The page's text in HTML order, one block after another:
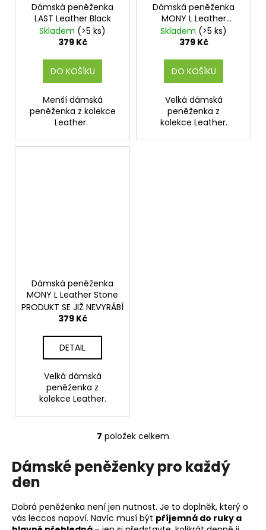
Dámská peněženka
LAST Leather Black
Skladem (>5 ks)
379 Kč
DO KOŠÍKU
Menší dámská
peněženka z kolekce
Leather.
Dámská peněženka
MONY L Leather
Mocca
Skladem (>5 ks)
379 Kč
DO KOŠÍKU
Velká dámská
peněženka z
kolekce Leather.
Dámská peněženka
MONY L Leather Stone
PRODUKT SE JIŽ NEVYRÁBÍ
379 Kč
DETAIL
Velká dámská
peněženka z
kolekce Leather.
O
l
a
c
7 položek celkem
Dámské peněženky pro každý
den
Dobrá peněženka není jen nutnost. Je to doplněk, který o
vás leccos napoví. Navíc musí být příjemná do ruky a